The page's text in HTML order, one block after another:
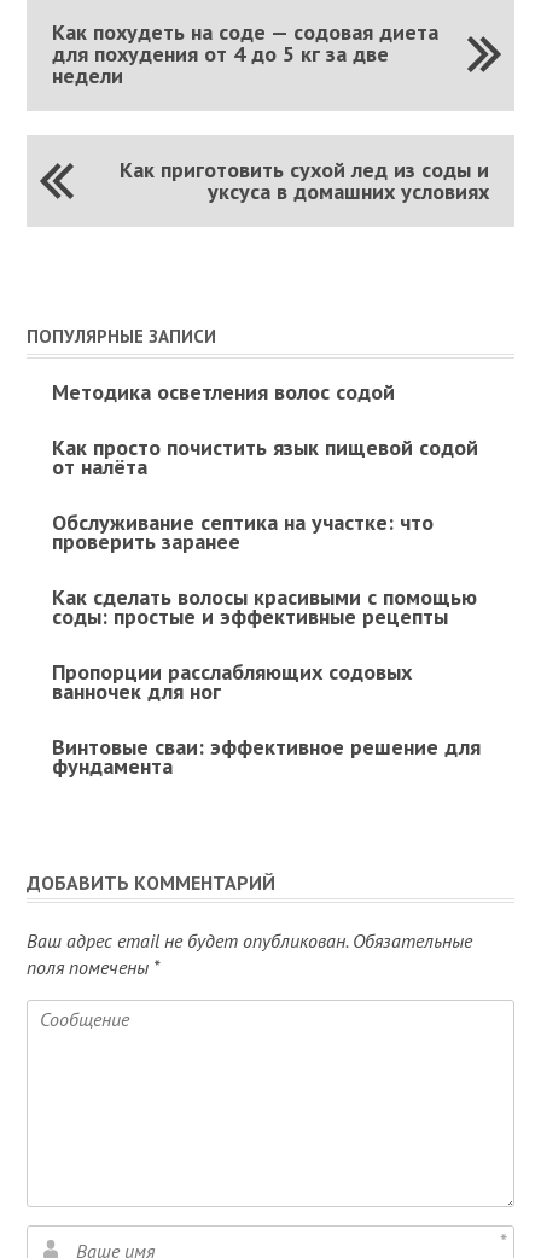
Как похудеть на соде — содовая диета
для похудения от 4 до 5 кг за две
недели
Как приготовить сухой лед из соды и
уксуса в домашних условиях
ПОПУЛЯРНЫЕ ЗАПИСИ
Методика осветления волос содой
Как просто почистить язык пищевой содой
от налёта
Обслуживание септика на участке: что
проверить заранее
Как сделать волосы красивыми с помощью
соды: простые и эффективные рецепты
Пропорции расслабляющих содовых
ванночек для ног
Винтовые сваи: эффективное решение для
фундамента
ДОБАВИТЬ КОММЕНТАРИЙ
Ваш адрес email не будет опубликован. Обязательные
поля помечены *